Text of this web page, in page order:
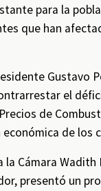
para la
que han
Gustavo
el
de
de los
la Cámara Wadith
presentó un